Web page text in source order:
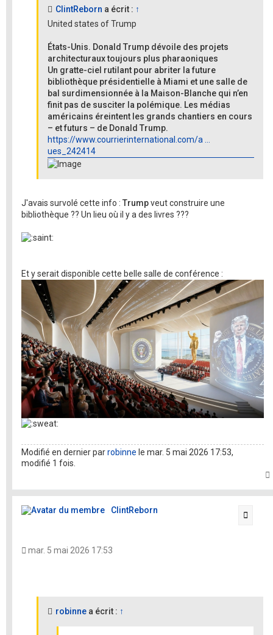
ClintReborn a écrit : ↑
United states of Trump
États-Unis. Donald Trump dévoile des projets
architecturaux toujours plus pharaoniques
Un gratte-ciel rutilant pour abriter la future
bibliothèque présidentielle à Miami et une salle de
bal surdimensionnée à la Maison-Blanche qui n’en
finit pas de susciter la polémique. Les médias
américains éreintent les grands chantiers en cours
– et futurs – de Donald Trump.
https://www.courrierinternational.com/a ...
ues_242414
J'avais survolé cette info : Trumpveut construire une
bibliothèque ?? Un lieu où il y a des livres ???
Et y serait disponible cette belle salle de conférence :
Modifié en dernier parrobinne le mar. 5 mai 2026 17:53,
modifié 1 fois.
ClintReborn
mar. 5 mai 2026 17:53
robinne a écrit : ↑